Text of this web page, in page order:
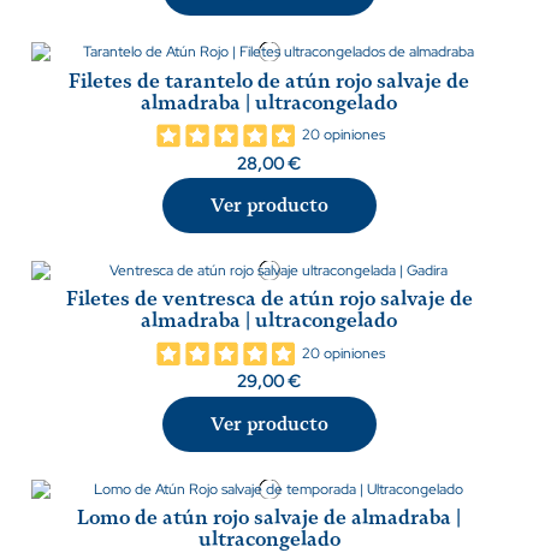
Filetes de tarantelo de atún rojo salvaje de
almadraba | ultracongelado
20 opiniones
28,00 €
Ver producto
Filetes de ventresca de atún rojo salvaje de
almadraba | ultracongelado
20 opiniones
29,00 €
Ver producto
Lomo de atún rojo salvaje de almadraba |
ultracongelado